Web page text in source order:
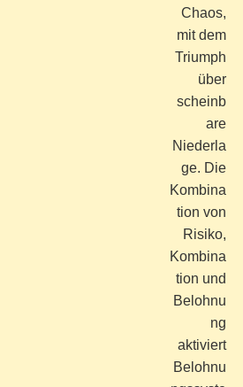
Chaos,
mit dem
Triumph
über
scheinb
are
Niederla
ge. Die
Kombina
tion von
Risiko,
Kombina
tion und
Belohnu
ng
aktiviert
Belohnu